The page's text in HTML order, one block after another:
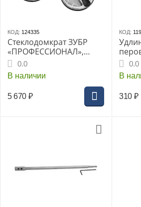
КОД: 124335
Стеклодомкрат ЗУБР
«ПРОФЕССИОНАЛ»,
тройной, 140 кг,
алюминиевый (33723-3)
0.0
В наличии
5 670 ₽
КОД:
HEX
0.0
В
310 ₽